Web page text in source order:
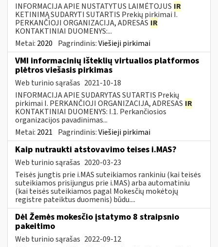
INFORMACIJA APIE NUSTATYTUS LAIMĖTOJUS IR
KETINIMĄ SUDARYTI SUTARTIS Prekių pirkimai I.
PERKANČIOJI ORGANIZACIJA, ADRESAS IR
KONTAKTINIAI DUOMENYS:...
Metai: 2020 Pagrindinis:Viešieji pirkimai
VMI informacinių išteklių virtualios platformos
plėtros viešasis pirkimas
Web turinio sąrašas 2021-10-18
INFORMACIJA APIE SUDARYTAS SUTARTIS Prekių
pirkimai I. PERKANČIOJI ORGANIZACIJA, ADRESAS IR
KONTAKTINIAI DUOMENYS: I.1. Perkančiosios
organizacijos pavadinimas...
Metai: 2021 Pagrindinis:Viešieji pirkimai
Kaip nutraukti atstovavimo teises i.MAS?
Web turinio sąrašas 2020-03-23
Teisės jungtis prie i.MAS suteikiamos rankiniu (kai teisės
suteikiamos prisijungus prie i.MAS) arba automatiniu
(kai teisės suteikiamos pagal Mokesčių mokėtojų
registre pateiktus duomenis) būdu....
Dėl Žemės mokesčio įstatymo 8 straipsnio
pakeitimo
Web turinio sąrašas 2022-09-12